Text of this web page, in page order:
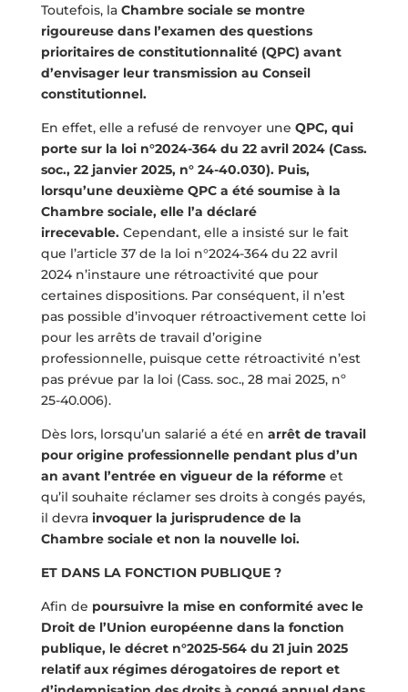
Toutefois, la Chambre sociale se montre
rigoureuse dans l’examen des questions
prioritaires de constitutionnalité (QPC) avant
d’envisager leur transmission au Conseil
constitutionnel.
En effet, elle a refusé de renvoyer une QPC, qui
porte sur la loi n°2024-364 du 22 avril 2024 (Cass.
soc., 22 janvier 2025, n° 24-40.030). Puis,
lorsqu’une deuxième QPC a été soumise à la
Chambre sociale, elle l’a déclaré
irrecevable. Cependant, elle a insisté sur le fait
que l’article 37 de la loi n°2024-364 du 22 avril
2024 n’instaure une rétroactivité que pour
certaines dispositions. Par conséquent, il n’est
pas possible d’invoquer rétroactivement cette loi
pour les arrêts de travail d’origine
professionnelle, puisque cette rétroactivité n’est
pas prévue par la loi (Cass. soc., 28 mai 2025, nº
25-40.006).
Dès lors, lorsqu’un salarié a été en arrêt de travail
pour origine professionnelle pendant plus d’un
an avant l’entrée en vigueur de la réformeet
qu’il souhaite réclamer ses droits à congés payés,
il devrainvoquer la jurisprudence de la
Chambre sociale et non la nouvelle loi.
ET DANS LA FONCTION PUBLIQUE ?
Afin de poursuivre la mise en conformité avec le
Droit de l’Union européenne dans la fonction
publique, le décret n°2025-564 du 21 juin 2025
relatif aux régimes dérogatoires de report et